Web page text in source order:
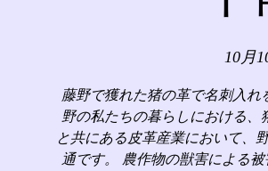
10月
藤野で獲れた猪の革で名刺入
野の私たちの暮らしにおける
と共にある皮革産業において、
通です。 農作物の獣害による